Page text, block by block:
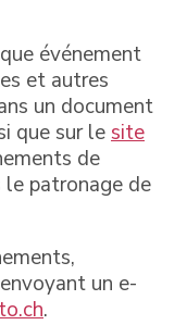
événement
et autres
un document
que sur lesite
de
le patronage de
un e-
.